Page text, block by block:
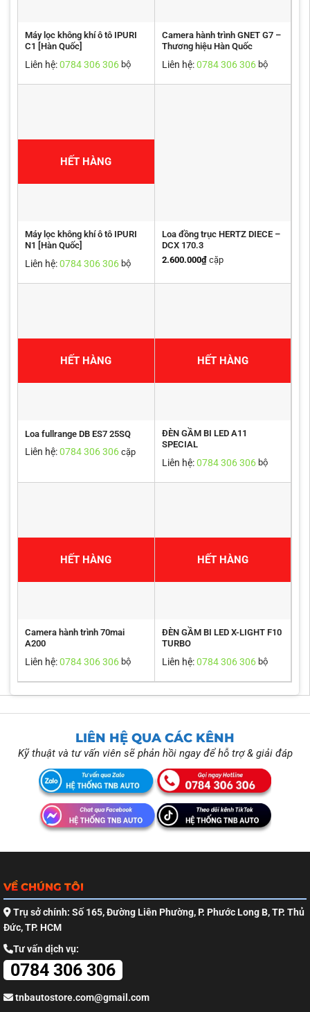
Máy lọc không khí ô tô IPURI
C1 [Hàn Quốc]
Liên hệ:0784 306 306 bộ
Camera hành trình GNET G7 –
Thương hiệu Hàn Quốc
Liên hệ:0784 306 306bộ
HẾT HÀNG
Máy lọc không khí ô tô IPURI
N1 [Hàn Quốc]
Liên hệ:0784 306 306 bộ
Loa đồng trục HERTZ DIECE –
DCX 170.3
2.600.000₫cặp
HẾT HÀNG
Loa fullrange DB ES7 25SQ
Liên hệ:0784 306 306 cặp
HẾT HÀNG
ĐÈN GẦM BI LED A11
SPECIAL
Liên hệ:0784 306 306bộ
HẾT HÀNG
Camera hành trình 70mai
A200
Liên hệ:0784 306 306 bộ
HẾT HÀNG
ĐÈN GẦM BI LED X-LIGHT F10
TURBO
Liên hệ:0784 306 306bộ
LIÊN HỆ QUA CÁC KÊNH
Kỹ thuật và tư vấn viên sẽ phản hồi ngay để hỗ trợ & giải đáp
VỀ CHÚNG TÔI
Trụ sở chính: Số 165, Đường Liên Phường, P. Phước Long B, TP. Thủ
Đức, TP. HCM
Tư vấn dịch vụ:
0784 306 306
tnbautostore.com@gmail.com